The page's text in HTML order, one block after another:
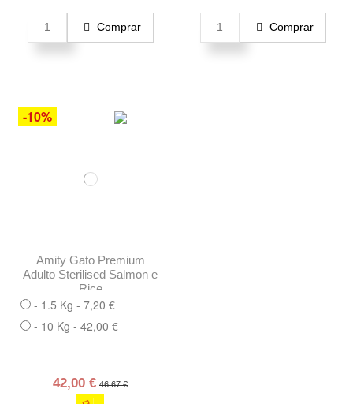
Comprar Comprar
-10%
Amity Gato Premium
Adulto Sterilised Salmon e
Rice
- 1.5 Kg - 7,20 €
- 10 Kg - 42,00 €
42,00 € 46,67 €